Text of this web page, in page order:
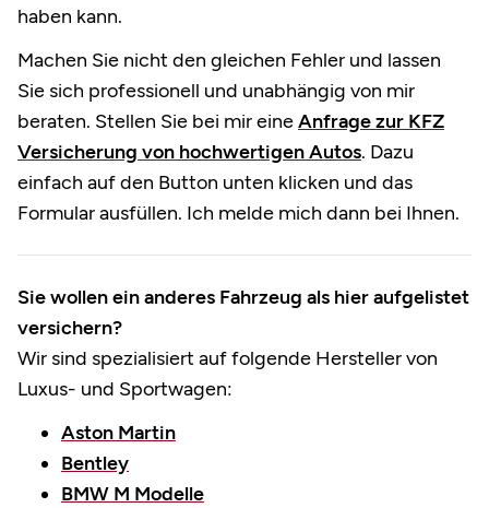
haben kann.
Machen Sie nicht den gleichen Fehler und lassen
Sie sich professionell und unabhängig von mir
beraten. Stellen Sie bei mir eineAnfrage zur KFZ
Versicherung von hochwertigen Autos. Dazu
einfach auf den Button unten klicken und das
Formular ausfüllen. Ich melde mich dann bei Ihnen.
Sie wollen ein anderes Fahrzeug als hier aufgelistet
versichern?
Wir sind spezialisiert auf folgende Hersteller von
Luxus- und Sportwagen:
Aston Martin
Bentley
BMW M Modelle